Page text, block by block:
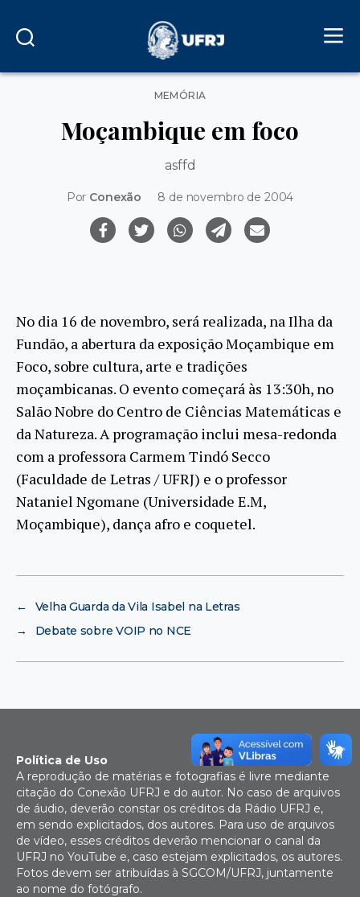
Categorias
MEMÓRIA
Moçambique em foco
asffd
Por Conexão 8 de novembro de 2004
No dia 16 de novembro, será realizada, na Ilha da
Fundão, a abertura da exposição Moçambique em
Foco, sobre cultura, arte e tradições
moçambicanas. O evento começará às 13:30h, no
Salão Nobre do Centro de Ciências Matemáticas e
da Natureza. A programação inclui mesa-redonda
com a professora Carmem Tindó Secco
(Faculdade de Letras / UFRJ) e o professor
Nataniel Ngomane (Universidade E.M,
Moçambique), dança afro e coquetel.
←
Velha Guarda da Vila Isabel na Letras
→
Debate sobre VOIP no NCE
Política de Uso
A reprodução de matérias e fotografias é livre mediante
citação do Conexão UFRJ e do autor. No caso de arquivos
de áudio, deverão constar os créditos da Rádio UFRJ e,
em sendo explicitados, dos autores. Para uso de arquivos
de vídeo, esses créditos deverão mencionar o canal da
UFRJ no YouTube e, caso estejam explicitados, os autores.
Fotos devem ser atribuídas à SGCOM/UFRJ, juntamente
ao nome do fotógrafo.